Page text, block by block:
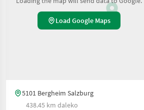
Load Google Maps
5101 Bergheim Salzburg
438.45 km daleko